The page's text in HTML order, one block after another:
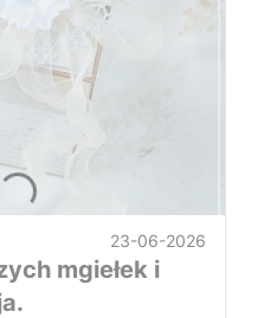
23-06-2026
mgiełek i